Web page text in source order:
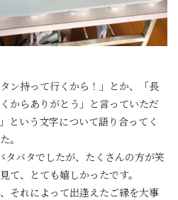
ン持って行くから！」とか、「長
からありがとう」と言っていただ
という文字について語り合ってく
。
タバタでしたが、たくさんの方が笑
て、とても嬉しかったです。
それによって出逢えたご縁を大事